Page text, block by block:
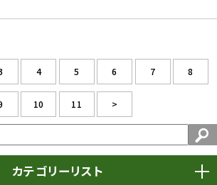
4 5 6 7 8
10 11 >
カテゴリーリスト